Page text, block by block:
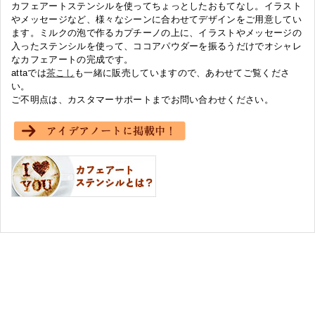
カフェアートステンシルを使ってちょっとしたおもてなし。イラスト
やメッセージなど、様々なシーンに合わせてデザインをご用意してい
ます。ミルクの泡で作るカプチーノの上に、イラストやメッセージの
入ったステンシルを使って、ココアパウダーを振るうだけでオシャレ
なカフェアートの完成です。
attaでは茶こし も一緒に販売していますので、あわせてご覧くださ
い。
ご不明点は、カスタマーサポートまでお問い合わせください。